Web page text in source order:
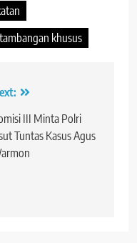
khusus
III Minta Polri
Tuntas Kasus Agus